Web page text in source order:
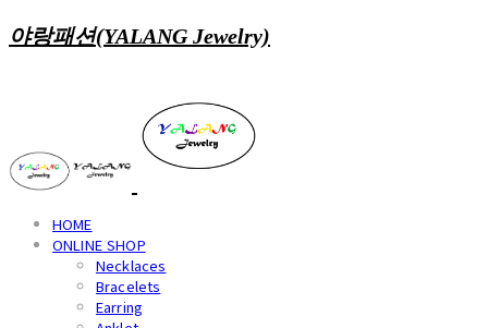
야랑패션(YALANG Jewelry)
HOME
ONLINE SHOP
Necklaces
Bracelets
Earring